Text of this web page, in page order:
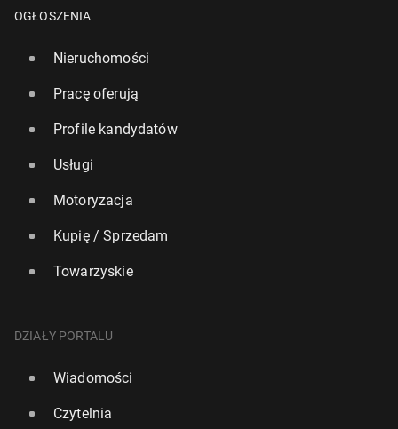
OGŁOSZENIA
Nieruchomości
Pracę oferują
Profile kandydatów
Usługi
Motoryzacja
Kupię / Sprzedam
Towarzyskie
DZIAŁY PORTALU
Wiadomości
Czytelnia